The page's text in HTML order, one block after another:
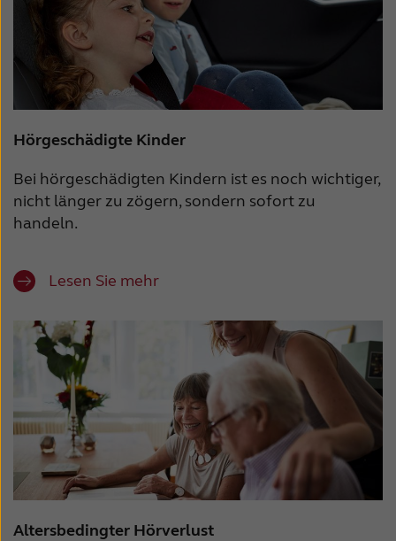
Hörgeschädigte Kinder
Bei hörgeschädigten Kindern ist es noch wichtiger,
nicht länger zu zögern, sondern sofort zu
handeln.
Lesen Sie mehr
Altersbedingter Hörverlust